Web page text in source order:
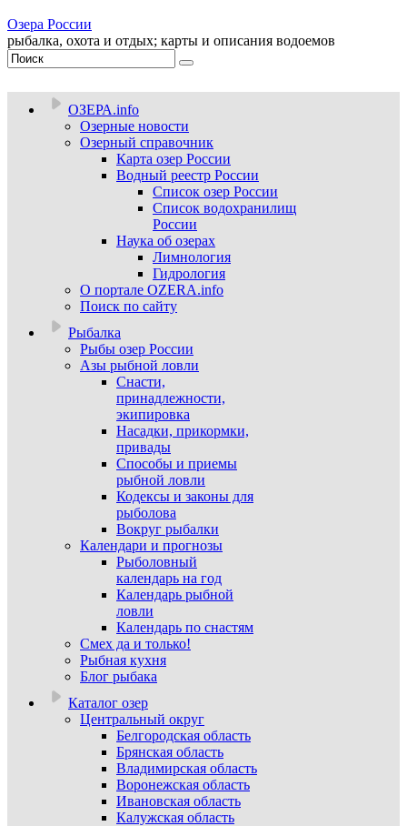
Озера России
рыбалка, охота и отдых; карты и описания водоемов
ОЗЕРА.info
Озерные новости
Озерный справочник
Карта озер России
Водный реестр России
Список озер России
Список водохранилищ
России
Наука об озерах
Лимнология
Гидрология
О портале OZERA.info
Поиск по сайту
Рыбалка
Рыбы озер России
Азы рыбной ловли
Снасти,
принадлежности,
экипировка
Насадки, прикормки,
привады
Способы и приемы
рыбной ловли
Кодексы и законы для
рыболова
Вокруг рыбалки
Календари и прогнозы
Рыболовный
календарь на год
Календарь рыбной
ловли
Календарь по снастям
Смех да и только!
Рыбная кухня
Блог рыбака
Каталог озер
Центральный округ
Белгородская область
Брянская область
Владимирская область
Воронежская область
Ивановская область
Калужская область